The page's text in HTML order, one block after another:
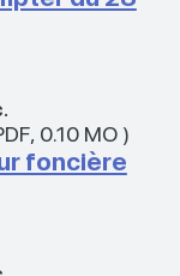
, 0.10 MO)
foncière